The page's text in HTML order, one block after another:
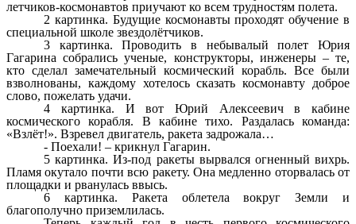
летчиков-космонавтов приучают ко всем трудностям полета.
2 картинка. Будущие космонавты проходят обучение в
специальной школе звездолётчиков.
3 картинка. Проводить в небывалый полет Юрия
Гагарина собрались ученые, конструкторы, инженеры – те,
кто сделал замечательный космический корабль. Все были
взволнованы, каждому хотелось сказать космонавту доброе
слово, пожелать удачи.
4 картинка. И вот Юрий Алексеевич в кабине
космического корабля. В кабине тихо. Раздалась команда:
«Взлёт!». Взревел двигатель, ракета задрожала…
- Поехали! – крикнул Гагарин.
5 картинка. Из-под ракеты вырвался огненный вихрь.
Пламя окутало почти всю ракету. Она медленно оторвалась от
площадки и рванулась ввысь.
6 картинка. Ракета облетела вокруг Земли и
благополучно приземлилась.